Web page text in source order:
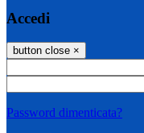
Accedi
button close ×
Password dimenticata?